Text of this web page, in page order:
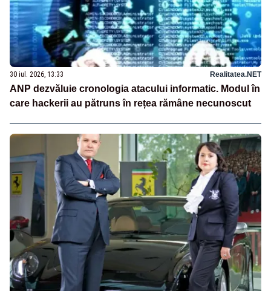
30 iul. 2026, 13:33 Realitatea.NET
ANP dezvăluie cronologia atacului informatic. Modul în
care hackerii au pătruns în rețea rămâne necunoscut